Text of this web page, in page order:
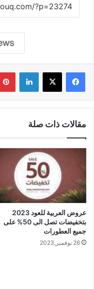
لينكدإن
مقالات ذات صلة
عروض العربية للعود 2023
بتخفيضات تصل الى 50% على
جميع العطورات
26 نوفمبر,2023